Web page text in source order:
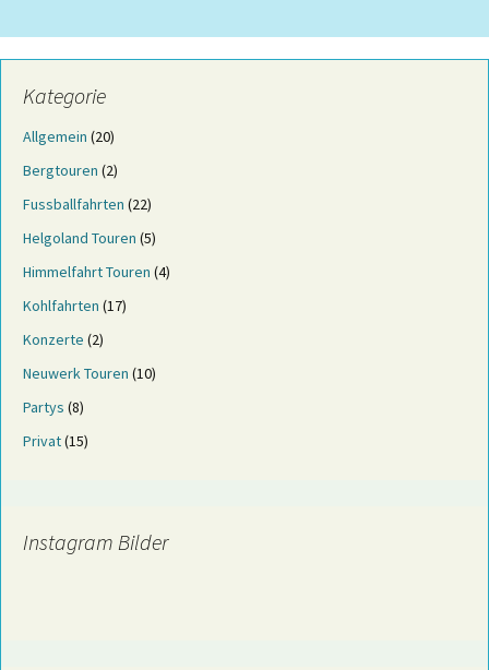
Kategorie
Allgemein (20)
Bergtouren (2)
Fussballfahrten (22)
Helgoland Touren (5)
Himmelfahrt Touren (4)
Kohlfahrten (17)
Konzerte (2)
Neuwerk Touren (10)
Partys (8)
Privat(15)
Instagram Bilder